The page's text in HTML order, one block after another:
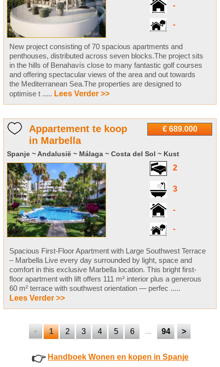
-
-
New project consisting of 70 spacious apartments and
penthouses, distributed across seven blocks.The project sits
in the hills of Benahavís close to many fantastic golf courses
and offering spectacular views of the area and out towards
the Mediterranean Sea.The properties are designed to
optimise t ..... Lees Verder >>
€ 689.000
Appartement te koop
in Marbella
Spanje ~ Andalusië ~ Málaga ~ Costa del Sol ~ Kust
2
3
-
-
Spacious First-Floor Apartment with Large Southwest Terrace
– Marbella Live every day surrounded by light, space and
comfort in this exclusive Marbella location. This bright first-
floor apartment with lift offers 111 m² interior plus a generous
60 m² terrace with southwest orientation — perfec .....
Lees Verder >>
< 1 2 3 4 5 6 .... 94 >
👉 Handboek Wonen en kopen in Spanje